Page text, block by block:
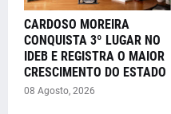
CARDOSO MOREIRA
CONQUISTA 3º LUGAR NO
IDEB E REGISTRA O MAIOR
CRESCIMENTO DO ESTADO
08 Agosto, 2026